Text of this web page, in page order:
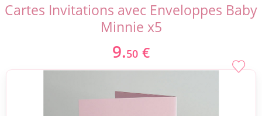
Livraison point relais gratuit dès 89 € !*
Payez votre commande en 4X sans frais
Cartes Invitations avec Enveloppes Baby
Minnie x5
9.50 €